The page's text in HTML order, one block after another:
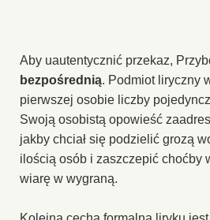
Aby uautentycznić przekaz,
bezpośrednią. Podmiot liryczny
pierwszej osobie liczby
Swoją osobistą opowieść
jakby chciał się podzielić grozą
ilością osób i zaszczepić choćby
wiarę w wygraną.